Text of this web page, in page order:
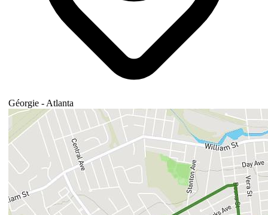
Géorgie - Atlanta